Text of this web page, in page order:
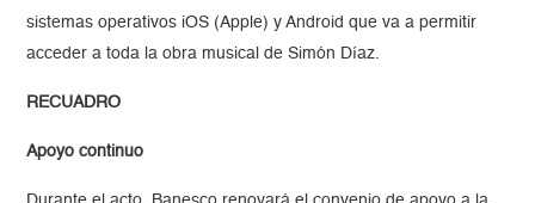
sistemas operativos iOS (Apple) y Android que va a permitir
acceder a toda la obra musical de Simón Díaz.
RECUADRO
Apoyo continuo